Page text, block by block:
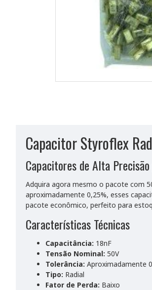
Capacitor Styroflex
Capacitores de Alta
Adquira agora mesmo o pacote com
aproximadamente 0,25%, esses
pacote econômico, perfeito para
Características Técnicas
Capacitância: 18nF
Tensão Nominal: 50V
Tolerância: Aproximadamente
Tipo: Radial
Fator de Perda: Baixo